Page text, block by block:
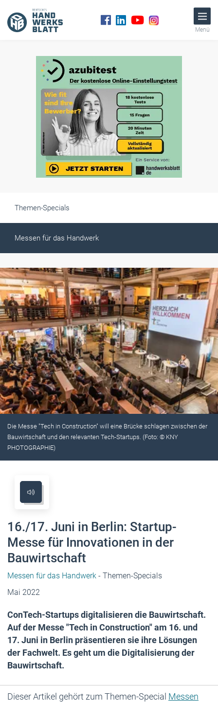
Menü
Themen-Specials
Messen für das Handwerk
Die Messe "Tech in Construction" will eine Brücke schlagen zwischen der
Bauwirtschaft und den relevanten Tech-Startups. (Foto: © KNY
PHOTOGRAPHIE)
16./17. Juni in Berlin: Startup-
Messe für Innovationen in der
Bauwirtschaft
Messen für das Handwerk - Themen-Specials
Mai 2022
ConTech-Startups digitalisieren die Bauwirtschaft.
Auf der Messe "Tech in Construction" am 16. und
17. Juni in Berlin präsentieren sie ihre Lösungen
der Fachwelt. Es geht um die Digitalisierung der
Bauwirtschaft.
Dieser Artikel gehört zum Themen-Special Messen